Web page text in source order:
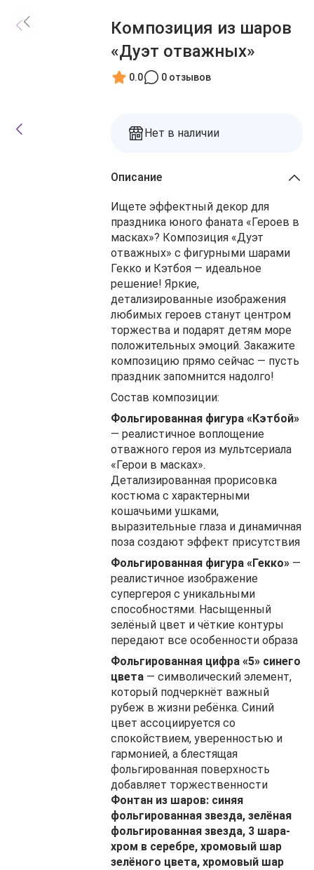
Блог
О нас
Заказы
Композиция из шаров
«Дуэт отважных»
0.0 0 отзывов
Нет в наличии
Описание
Ищете эффектный декор для
праздника юного фаната «Героев в
масках»? Композиция «Дуэт
отважных» с фигурными шарами
Гекко и Кэтбоя — идеальное
решение! Яркие,
детализированные изображения
любимых героев станут центром
торжества и подарят детям море
положительных эмоций. Закажите
композицию прямо сейчас — пусть
праздник запомнится надолго!
Состав композиции:
Фольгированная фигура «Кэтбой»
— реалистичное воплощение
отважного героя из мультсериала
«Герои в масках».
Детализированная прорисовка
костюма с характерными
кошачьими ушками,
выразительные глаза и динамичная
поза создают эффект присутствия
Фольгированная фигура «Гекко» —
реалистичное изображение
супергероя с уникальными
способностями. Насыщенный
зелёный цвет и чёткие контуры
передают все особенности образа
Фольгированная цифра «5» синего
цвета — символический элемент,
который подчеркнёт важный
рубеж в жизни ребёнка. Синий
цвет ассоциируется со
спокойствием, уверенностью и
гармонией, а блестящая
фольгированная поверхность
добавляет торжественности
Фонтан из шаров: синяя
фольгированная звезда, зелёная
фольгированная звезда, 3 шара-
хром в серебре, хромовый шар
зелёного цвета, хромовый шар